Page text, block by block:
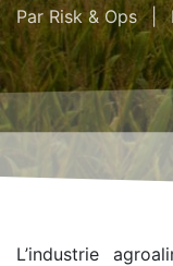
Par Risk & Ops |
L’industrie